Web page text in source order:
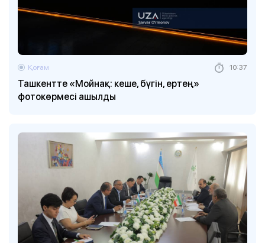
Ташкентте «Мойнақ: кеше, бүгін, ертең»
фотокөрмесі ашылды
Қоғам 10:37